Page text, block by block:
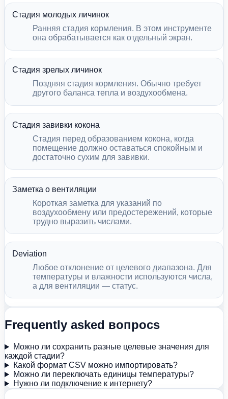
Стадия молодых личинок
Ранняя стадия кормления. В этом инструменте
она обрабатывается как отдельный экран.
Стадия зрелых личинок
Поздняя стадия кормления. Обычно требует
другого баланса тепла и воздухообмена.
Стадия завивки кокона
Стадия перед образованием кокона, когда
помещение должно оставаться спокойным и
достаточно сухим для завивки.
Заметка о вентиляции
Короткая заметка для указаний по
воздухообмену или предостережений, которые
трудно выразить числами.
Deviation
Любое отклонение от целевого диапазона. Для
температуры и влажности используются числа,
а для вентиляции — статус.
Frequently asked вопросs
Можно ли сохранить разные целевые значения для
каждой стадии?
Какой формат CSV можно импортировать?
Можно ли переключать единицы температуры?
Нужно ли подключение к интернету?